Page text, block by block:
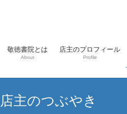
敬徳書院とは
About
店主のプロフィール
Profile
店主のつぶやき